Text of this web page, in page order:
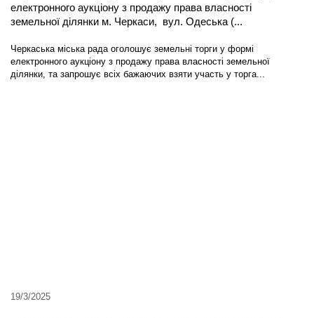
електронного аукціону з продажу права власності
земельної ділянки м. Черкаси, вул. Одеська (...
Черкаська міська рада оголошує земельні торги у формі
електронного аукціону з продажу права власності земельної
ділянки, та запрошує всіх бажаючих взяти участь у торга...
19/3/2025